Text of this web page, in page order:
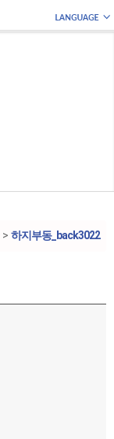
하지부동_back3022